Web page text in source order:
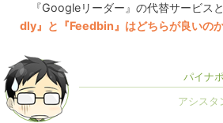
『Googleリーダー』の代替サービス
dly』と『Feedbin』はどちらが良いの
パイナ